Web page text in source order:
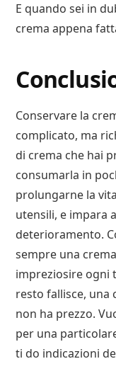
E quando sei in
crema appena
Conservare la
complicato, ma
di crema che hai
consumarla in
prolungarne la
utensili, e impara
deterioramento.
sempre una
impreziosire ogni
resto fallisce, una
non ha prezzo.
per una
ti do indicazioni